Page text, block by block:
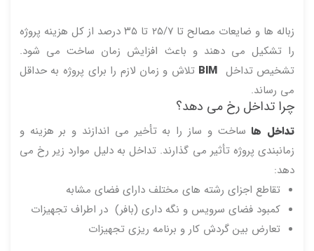
زباله ها و ضایعات مصالح تا ۲۵/۷ تا ۳۵ درصد از کل هزینه پروژه
را تشکیل می دهند و باعث افزایش زمان ساخت می شود.
تشخیص تداخل BIM تلاش و زمان لازم را برای پروژه به حداقل
می رساند.
چرا تداخل رخ می دهد؟
تداخل ها ساخت و ساز را به تأخیر می اندازند و بر هزینه و
زمانبندی پروژه تأثیر می گذارند. تداخل به دلیل موارد زیر رخ می
دهد:
تقاطع اجزای رشته های مختلف دارای فضای مشابه
کمبود فضای سرویس و نگه داری (بافر) در اطراف تجهیزات
تعارض بین گردش کار و برنامه ریزی تجهیزات